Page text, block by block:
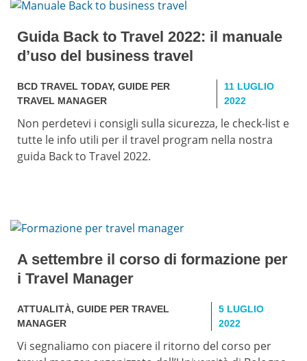
Guida Back to Travel 2022: il manuale
d’uso del business travel
BCD TRAVEL TODAY, GUIDE PER
TRAVEL MANAGER
11 LUGLIO
2022
Non perdetevi i consigli sulla sicurezza, le check-list e
tutte le info utili per il travel program nella nostra
guida Back to Travel 2022.
A settembre il corso di formazione per
i Travel Manager
ATTUALITÀ, GUIDE PER TRAVEL
MANAGER
5 LUGLIO
2022
Vi segnaliamo con piacere il ritorno del corso per